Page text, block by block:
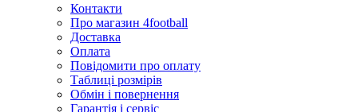
Контакти
Про магазин 4football
Доставка
Оплата
Повідомити про оплату
Таблиці розмірів
Обмін і повернення
Гарантія і сервіс